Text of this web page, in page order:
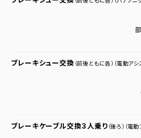
ブレーキシュー交換 （前後ともに各） （電動アシ
ブレーキケーブル交換３人乗り （後ろ） （電